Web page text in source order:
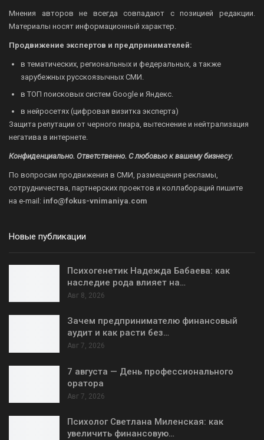
Мнения авторов не всегда совпадают с позицией редакции.
Материалы носят информационный характер.
Продвижение экспертов и предпринимателей:
в тематических, региональных и федеральных, а также
зарубежных русскоязычных СМИ.
в ТОП поисковых систем Google и Яндекс.
в нейросетях (цифровая визитка эксперта)
Защита репутации от черного пиара, вытеснение и нейтрализация
негатива в интернете.
Конфиденциально. Ответственно. С любовью к вашему бизнесу.
По вопросам продвижения в СМИ, размещения рекламы,
сотрудничества, партнерских проектов и коллабораций пишите
на e-mail: info@fokus-vnimaniya.com
Новые публикации
Психогенетик Надежда Бабаева: как
наследие рода влияет на…
Авг 8, 2026
Зачем предпринимателю финансовый
аудит и как расти без…
Авг 7, 2026
7 августа — День профессионального
оратора
Авг 7, 2026
Психолог Светлана Миленская: как
увеличить финансовую…